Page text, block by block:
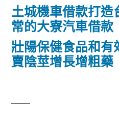
土城機車借款打造
常的大寮汽車借款
壯陽保健食品和有
賣陰莖增長增粗藥